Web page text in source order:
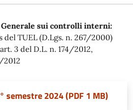
sui controlli interni:
del TUEL (D.Lgs. n. 267/2000)
3 del D.L. n. 174/2012,
semestre 2024 (PDF 1 MB)